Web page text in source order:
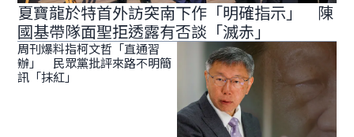
夏寶龍於特首外訪突南下作「明確指示」 陳
國基帶隊面聖拒透露有否談「滅赤」
周刊爆料指柯文哲「直通習
辦」 民眾黨批評來路不明簡
訊「抹紅」